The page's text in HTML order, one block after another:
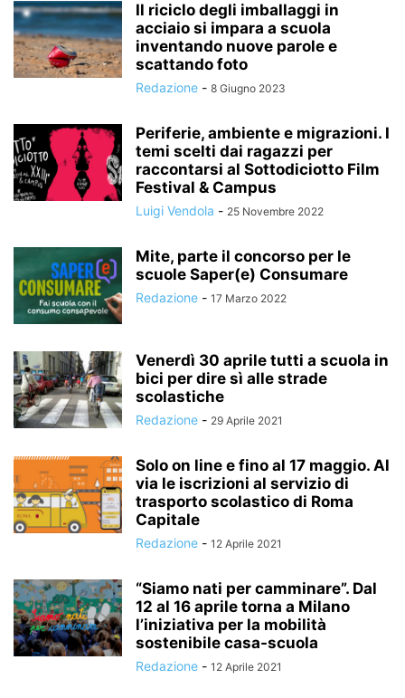
Il riciclo degli imballaggi in
acciaio si impara a scuola
inventando nuove parole e
scattando foto
Redazione - 8 Giugno 2023
Periferie, ambiente e migrazioni. I
temi scelti dai ragazzi per
raccontarsi al Sottodiciotto Film
Festival & Campus
Luigi Vendola - 25 Novembre 2022
Mite, parte il concorso per le
scuole Saper(e) Consumare
Redazione - 17 Marzo 2022
Venerdì 30 aprile tutti a scuola in
bici per dire sì alle strade
scolastiche
Redazione - 29 Aprile 2021
Solo on line e fino al 17 maggio. Al
via le iscrizioni al servizio di
trasporto scolastico di Roma
Capitale
Redazione - 12 Aprile 2021
“Siamo nati per camminare”. Dal
12 al 16 aprile torna a Milano
l’iniziativa per la mobilità
sostenibile casa-scuola
Redazione - 12 Aprile 2021